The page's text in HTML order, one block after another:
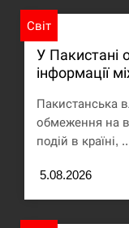
Світ
У Пакистані
інформації
Пакистанська
обмеження на
подій в країні,
5.08.2026